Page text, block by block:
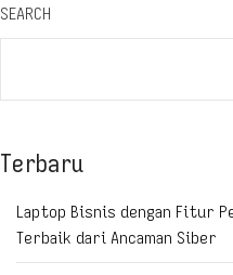
SEARCH
Terbaru
Laptop Bisnis dengan Fitur
Terbaik dari Ancaman Siber